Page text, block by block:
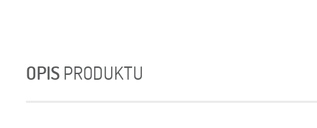
OPIS PRODUKTU